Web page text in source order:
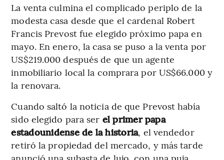
La venta culmina el complicado periplo de la
modesta casa desde que el cardenal Robert
Francis Prevost fue elegido próximo papa en
mayo. En enero, la casa se puso a la venta por
US$219.000 después de que un agente
inmobiliario local la comprara por US$66.000 y
la renovara.
Cuando saltó la noticia de que Prevost había
sido elegido para ser el primer papa
estadounidense de la historia, el vendedor
retiró la propiedad del mercado, y más tarde